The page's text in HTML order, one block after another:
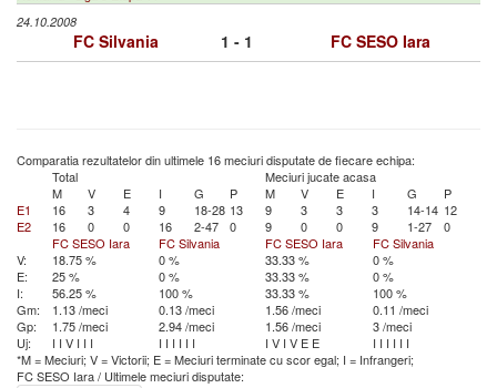
24.10.2008
FC Silvania 1 - 1 FC SESO Iara
Comparatia rezultatelor din ultimele 16 meciuri disputate de fiecare echipa:
Total
Meciuri jucate acasa
M
V E I G P M V E I G
P
E1
16 3 4 9 18-28 13 9 3 3 3 14-14 12
E2
16 0 0 16 2-47 0 9 0 0 9 1-27
0
FC SESO Iara
FC Silvania FC SESO Iara
FC Silvania
V:
18.75 % 0 % 33.33 %
0 %
E:
25 % 0 % 33.33 %
0 %
I:
56.25 % 100 % 33.33 %
100 %
Gm:
1.13 /meci 0.13 /meci 1.56 /meci
0.11 /meci
Gp:
1.75 /meci 2.94 /meci 1.56 /meci
3 /meci
Uj:
I I V I I I I I I I I I I V I V E E I I I I I I
*M = Meciuri; V = Victorii; E = Meciuri terminate cu scor egal; I = Infrangeri;
FC SESO Iara/ Ultimele meciuri disputate: